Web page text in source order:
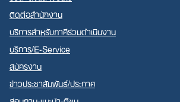
ติดต่อสำนักงาน
บริการสำหรับภาคีร่วมดำเนินงาน
บริการ/E-Service
สมัครงาน
ข่าวประชาสัมพันธ์/ประกาศ